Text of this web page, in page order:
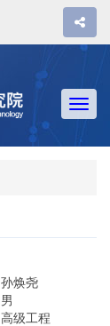
孙焕尧
男
高级工程